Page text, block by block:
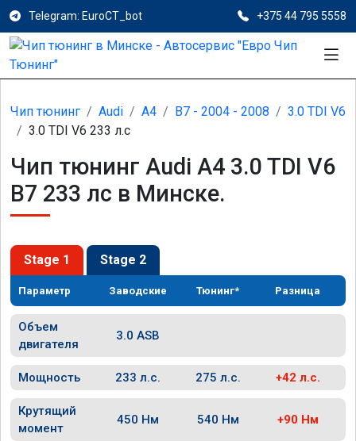
Telegram: EuroCT_bot +375 44 795 5558
Чип тюнинг Audi A4 B7 - 2004 - 2008
3.0 TDI V6
3.0 TDI V6 233 л.с
Чип тюнинг Audi A4 3.0 TDI V6
B7 233 лс в Минске.
Stage 1 Stage 2
Параметр Заводские Тюнинг* Разница
Объем
двигателя
3.0 ASB
Мощность 233 л.с. 275 л.с. +42 л.с.
Крутящий
момент
450 Нм 540 Нм +90 Нм